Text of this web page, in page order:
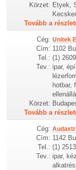
Körzet: Etyek,
Tovább a
Cég: Unitek
Cím: 1102
Tel.: (1)
Tev.: ipar,
hotbar,
Körzet:
Tovább a
Cég:
Cím: 1142
Tel.: (1)
Tev.: ipar,